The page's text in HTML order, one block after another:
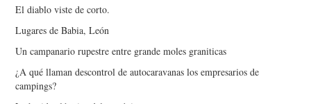
El diablo viste de corto.
Lugares de Babia, León
Un campanario rupestre entre grande moles graniticas
¿A qué llaman descontrol de autocaravanas los empresarios de
campings?